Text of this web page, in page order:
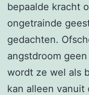
bepaalde kracht
ongetrainde
gedachten.
angstdroom
wordt ze wel als
kan alleen vanuit